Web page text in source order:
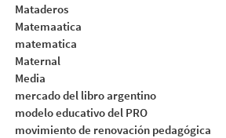
Mataderos
Matemaatica
matematica
Maternal
Media
mercado del libro argentino
modelo educativo del PRO
movimiento de renovación pedagógica